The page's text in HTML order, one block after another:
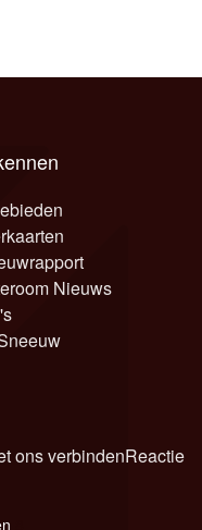
Nieuws
ons verbindenReactie